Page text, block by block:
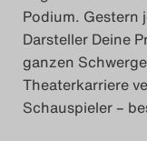
Das
Das
Podium. Gestern
Darsteller Deine
ganzen
Theaterkarriere
Schauspieler –